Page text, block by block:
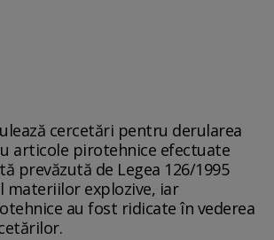
cercetări pentru derularea
articole pirotehnice efectuate
prevăzută de Legea 126/1995
materiilor explozive, iar
au fost ridicate în vederea